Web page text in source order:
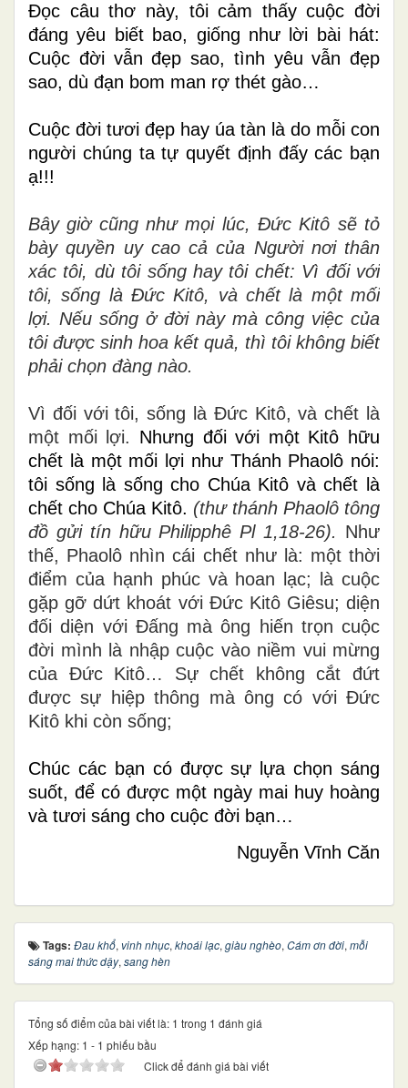
Đọc câu thơ này, tôi cảm thấy cuộc đời
đáng yêu biết bao, giống như lời bài hát:
Cuộc đời vẫn đẹp sao, tình yêu vẫn đẹp
sao, dù đạn bom man rợ thét gào…
Cuộc đời tươi đẹp hay úa tàn là do mỗi con
người chúng ta tự quyết định đấy các bạn
ạ!!!
Bây giờ cũng như mọi lúc, Đức Kitô sẽ tỏ
bày quyền uy cao cả của Người nơi thân
xác tôi, dù tôi sống hay tôi chết: Vì đối với
tôi, sống là Đức Kitô, và chết là một mối
lợi. Nếu sống ở đời này mà công việc của
tôi được sinh hoa kết quả, thì tôi không biết
phải chọn đàng nào.
Vì đối với tôi, sống là Đức Kitô, và chết là
một mối lợi. Nhưng đối với một Kitô hữu
chết là một mối lợi như Thánh Phaolô nói:
tôi sống là sống cho Chúa Kitô và chết là
chết cho Chúa Kitô. (thư thánh Phaolô tông
đồ gửi tín hữu Philipphê Pl 1,18-26). Như
thế, Phaolô nhìn cái chết như là: một thời
điểm của hạnh phúc và hoan lạc; là cuộc
gặp gỡ dứt khoát với Đức Kitô Giêsu; diện
đối diện với Đấng mà ông hiến trọn cuộc
đời mình là nhập cuộc vào niềm vui mừng
của Đức Kitô… Sự chết không cắt đứt
được sự hiệp thông mà ông có với Đức
Kitô khi còn sống;
Chúc các bạn có được sự lựa chọn sáng
suốt, để có được một ngày mai huy hoàng
và tươi sáng cho cuộc đời bạn…
Nguyễn Vĩnh Căn
Tags: Đau khổ, vinh nhục, khoái lạc, giàu nghèo, Cám ơn đời, mỗi
sáng mai thức dậy, sang hèn
Tổng số điểm của bài viết là: 1 trong 1 đánh giá
Xếp hạng: 1 - 1 phiếu bầu
Click để đánh giá bài viết